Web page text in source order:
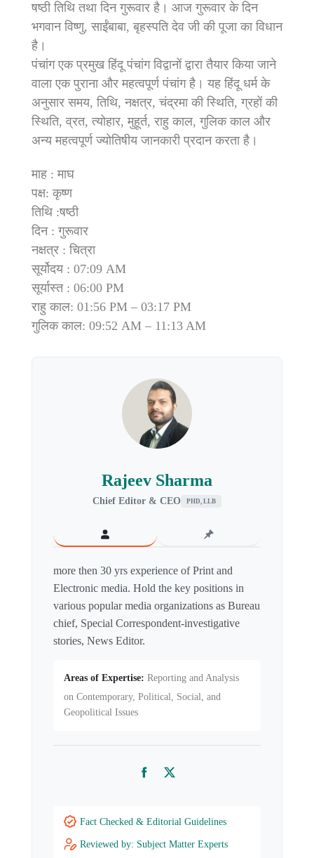
षष्ठी तिथि तथा दिन गुरूवार है। आज गुरूवार के दिन
भगवान विष्णु, साईंबाबा, बृहस्पति देव जी की पूजा का विधान
है।
पंचांग एक प्रमुख हिंदू पंचांग विद्वानों द्वारा तैयार किया जाने
वाला एक पुराना और महत्वपूर्ण पंचांग है। यह हिंदू धर्म के
अनुसार समय, तिथि, नक्षत्र, चंद्रमा की स्थिति, ग्रहों की
स्थिति, व्रत, त्योहार, मुहूर्त, राहु काल, गुलिक काल और
अन्य महत्वपूर्ण ज्योतिषीय जानकारी प्रदान करता है।
माह : माघ
पक्ष: कृष्ण
तिथि :षष्ठी
दिन : गुरूवार
नक्षत्र : चित्रा
सूर्योदय : 07:09 AM
सूर्यास्त : 06:00 PM
राहु काल: 01:56 PM – 03:17 PM
गुलिक काल: 09:52 AM – 11:13 AM
Rajeev Sharma
Chief Editor & CEO PHD, LLB
more then 30 yrs experience of Print and
Electronic media. Hold the key positions in
various popular media organizations as Bureau
chief, Special Correspondent-investigative
stories, News Editor.
Areas of Expertise: Reporting and Analysis
on Contemporary, Political, Social, and
Geopolitical Issues
FacebookTwitter
Fact Checked & Editorial Guidelines
Reviewed by: Subject Matter Experts